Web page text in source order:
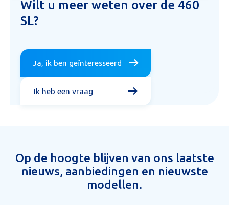
Wilt u meer weten over de 460
SL?
Ja, ik ben geïnteresseerd
Ik heb een vraag
Op de hoogte blijven van ons laatste
nieuws, aanbiedingen en nieuwste
modellen.